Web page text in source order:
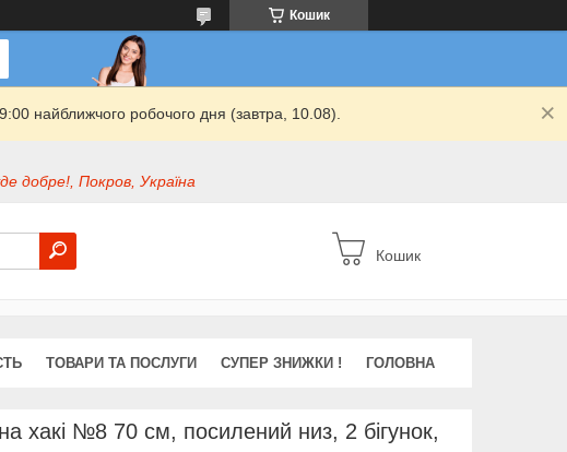
Кошик
найближчого робочого дня (завтра, 10.08).
добре!, Покров, Україна
Кошик
ТОВАРИ ТА ПОСЛУГИ СУПЕР ЗНИЖКИ ! ГОЛОВНА
хакі №8 70 см, посилений низ, 2 бігунок,